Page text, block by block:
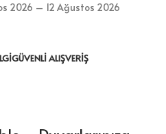
2026 – 12 Ağustos 2026
GÜVENLI ALIŞVERIŞ